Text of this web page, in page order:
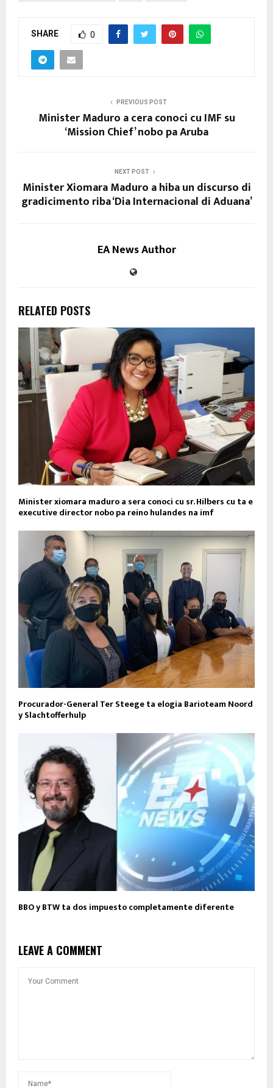
SHARE 0
PREVIOUS POST
Minister Maduro a cera conoci cu IMF su
‘Mission Chief’ nobo pa Aruba
NEXT POST
Minister Xiomara Maduro a hiba un discurso di
gradicimento riba ‘Dia Internacional di Aduana’
EA News Author
RELATED POSTS
Minister xiomara maduro a sera conoci cu sr. Hilbers cu ta e
executive director nobo pa reino hulandes na imf
Procurador-General Ter Steege ta elogia Barioteam Noord
y Slachtofferhulp
BBO y BTW ta dos impuesto completamente diferente
LEAVE A COMMENT